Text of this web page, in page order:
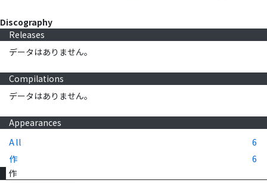
Discography
Releases
データはありません。
Compilations
データはありません。
Appearances
All
6
作
6
作